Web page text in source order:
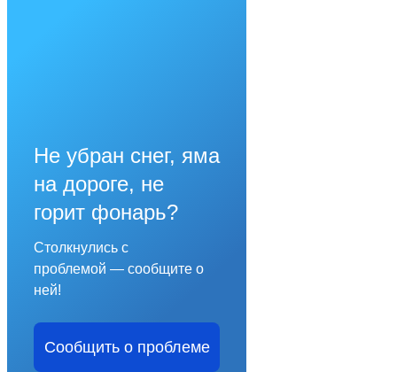
Не убран снег, яма
на дороге, не
горит фонарь?
Столкнулись с
проблемой — сообщите о
ней!
Сообщить о проблеме